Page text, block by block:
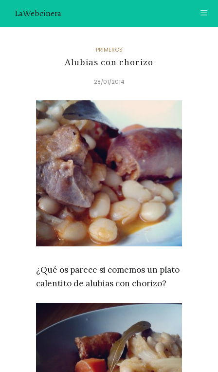
LaWebcinera
SOBRE MÍ
¿TE GUSTARÍA UNIRTE A NUESTRA AVENTURA GASTRON
ÓMICA?
ÚNETE A LA NEWSLETTER
RECOMENDACIONES
PRIMEROS
Alubias con chorizo
28/01/2014
¿Qué os parece si comemos un plato
calentito de alubias con chorizo?